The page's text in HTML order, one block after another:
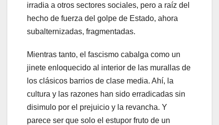
irradia a otros sectores sociales, pero a raíz del
hecho de fuerza del golpe de Estado, ahora
subalternizadas, fragmentadas.
Mientras tanto, el fascismo cabalga como un
jinete enloquecido al interior de las murallas de
los clásicos barrios de clase media. Ahí, la
cultura y las razones han sido erradicadas sin
disimulo por el prejuicio y la revancha. Y
parece ser que solo el estupor fruto de un